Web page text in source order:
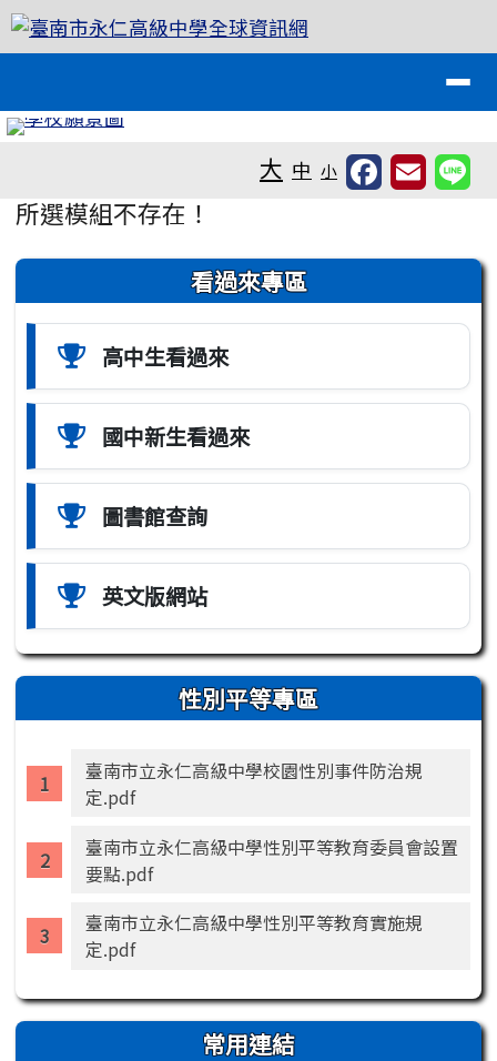
跳至主內容區
臺南市永仁高級中學全球資訊網
大 中 小
主內容區域
所選模組不存在！
左邊區域內容 看過來專區
高中生看過來
國中新生看過來
圖書館查詢
英文版網站
性別平等專區
臺南市立永仁高級中學校園性別事件防治規
定.pdf
臺南市立永仁高級中學性別平等教育委員會設置
要點.pdf
臺南市立永仁高級中學性別平等教育實施規
定.pdf
常用連結
頁尾區域